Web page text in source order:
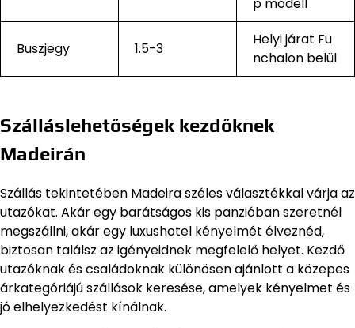
Buszjegy 1.5-3
Helyi járat Fu
nchalon belül
Szálláslehetőségek kezdőknek
Madeirán
Szállás tekintetében Madeira széles választékkal várja az
utazókat. Akár egy barátságos kis panzióban szeretnél
megszállni, akár egy luxushotel kényelmét élveznéd,
biztosan találsz az igényeidnek megfelelő helyet. Kezdő
utazóknak és családoknak különösen ajánlott a közepes
árkategóriájú szállások keresése, amelyek kényelmet és
jó elhelyezkedést kínálnak.